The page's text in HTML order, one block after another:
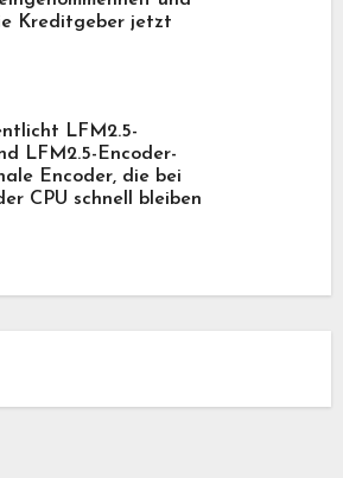
Kreditgeber jetzt
LFM2.5-
LFM2.5-Encoder-
Encoder, die bei
CPU schnell bleiben